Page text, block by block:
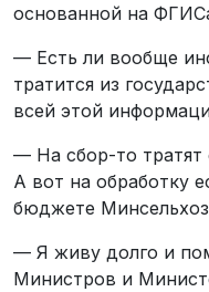
основанной на
— Есть ли вообще
тратится из
всей этой
— На сбор-то тратят
А вот на обработку
бюджете
— Я живу долго и
Министров и